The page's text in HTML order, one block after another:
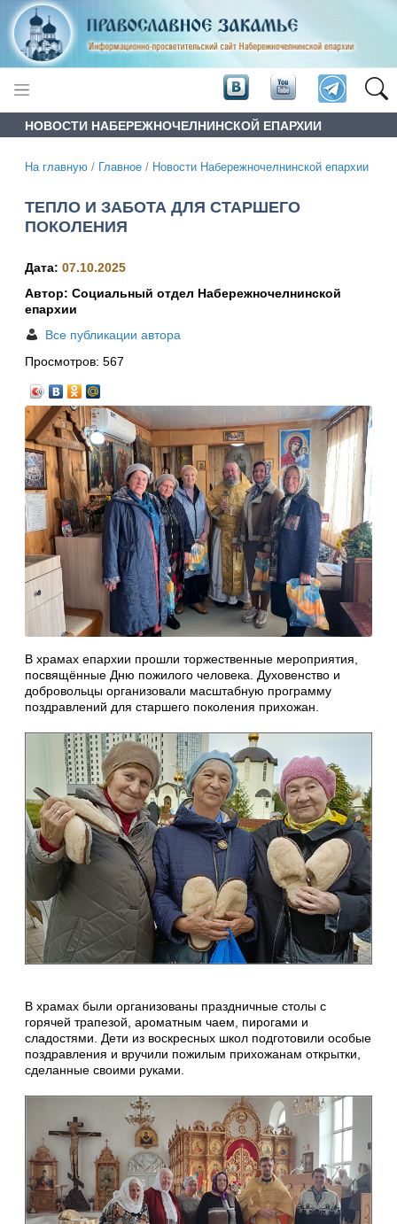
НОВОСТИ НАБЕРЕЖНОЧЕЛНИНСКОЙ ЕПАРХИИ
На главную / Главное / Новости Набережночелнинской епархии
ТЕПЛО И ЗАБОТА ДЛЯ СТАРШЕГО
ПОКОЛЕНИЯ
Дата: 07.10.2025
Автор: Социальный отдел Набережночелнинской
епархии
Все публикации автора
Просмотров: 567
В храмах епархии прошли торжественные мероприятия,
посвящённые Дню пожилого человека. Духовенство и
добровольцы организовали масштабную программу
поздравлений для старшего поколения прихожан.
В храмах были организованы праздничные столы с
горячей трапезой, ароматным чаем, пирогами и
сладостями. Дети из воскресных школ подготовили особые
поздравления и вручили пожилым прихожанам открытки,
сделанные своими руками.